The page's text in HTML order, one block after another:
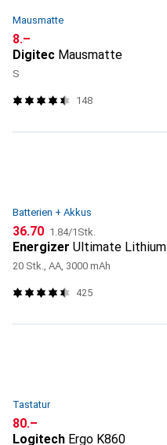
Mausmatte
CHF
8.–
Digitec Mausmatte
S
148
Batterien + Akkus
CHF
36.70 CHF
1.84/1Stk.
Energizer Ultimate Lithium
20 Stk., AA, 3000 mAh
425
Tastatur
CHF
80.–
Logitech Ergo K860